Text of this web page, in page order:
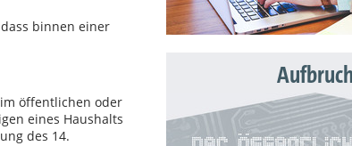
binnen einer
öffentlichen oder
eines Haushalts
des 14.
Aufbruch